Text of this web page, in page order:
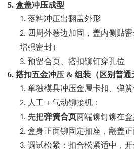
5. 盒盖冲压成型
1. 落料冲压出翻盖外形
2. 四周外卷边加固，盖内侧贴
增强密封）
3. 预留合页、搭扣铆钉穿孔位
6. 搭扣五金冲压 & 组装（区别普通
1. 单独模具冲压金属卡扣、弹
2. 人工 + 气动铆接机：
1. 先把弹簧合页两端铆钉铆在
2. 盒身正面铆固定扣座，翻盖
3. 调试松紧：扣合松紧适中，开